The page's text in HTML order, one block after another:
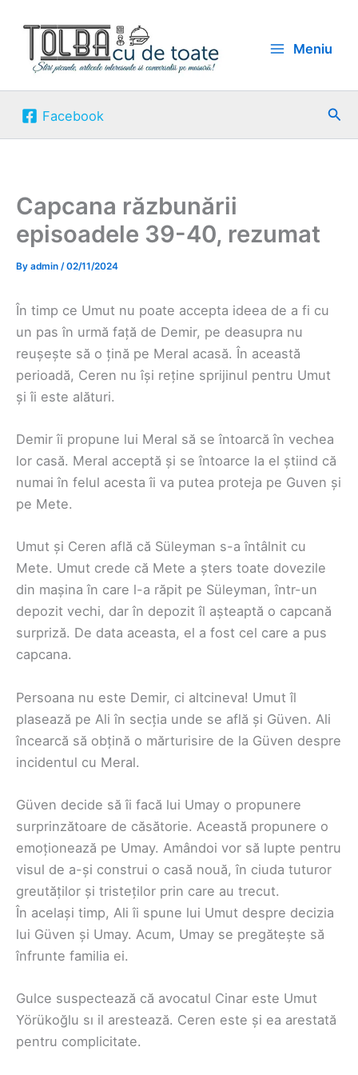
content
Meniu
Facebook
Capcana răzbunării
episoadele 39-40, rezumat
By admin /02/11/2024
În timp ce Umut nu poate accepta ideea de a fi cu
un pas în urmă față de Demir, pe deasupra nu
reușește să o țină pe Meral acasă. În această
perioadă, Ceren nu își reține sprijinul pentru Umut
și îi este alături.
Demir îi propune lui Meral să se întoarcă în vechea
lor casă. Meral acceptă și se întoarce la el știind că
numai în felul acesta îi va putea proteja pe Guven și
pe Mete.
Umut și Ceren află că Süleyman s-a întâlnit cu
Mete. Umut crede că Mete a șters toate dovezile
din mașina în care l-a răpit pe Süleyman, într-un
depozit vechi, dar în depozit îl așteaptă o capcană
surpriză. De data aceasta, el a fost cel care a pus
capcana.
Persoana nu este Demir, ci altcineva! Umut îl
plasează pe Ali în secția unde se află și Güven. Ali
încearcă să obțină o mărturisire de la Güven despre
incidentul cu Meral.
Güven decide să îi facă lui Umay o propunere
surprinzătoare de căsătorie. Această propunere o
emoționează pe Umay. Amândoi vor să lupte pentru
visul de a-și construi o casă nouă, în ciuda tuturor
greutăților și tristeților prin care au trecut.
În același timp, Ali îi spune lui Umut despre decizia
lui Güven și Umay. Acum, Umay se pregătește să
înfrunte familia ei.
Gulce suspectează că avocatul Cinar este Umut
Yörükoğlu sı il arestează. Ceren este și ea arestată
pentru complicitate.